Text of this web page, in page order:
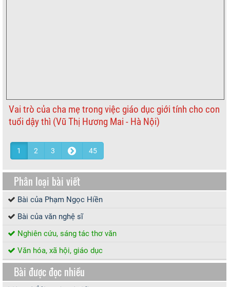
Vai trò của cha mẹ trong việc giáo dục giới tính cho con
tuổi dậy thì (Vũ Thị Hương Mai - Hà Nội)
1 2 3 45
Phân loại bài viết
Bài của Phạm Ngọc Hiền
Bài của văn nghệ sĩ
Nghiên cứu, sáng tác thơ văn
Văn hóa, xã hội, giáo dục
Bài được đọc nhiều